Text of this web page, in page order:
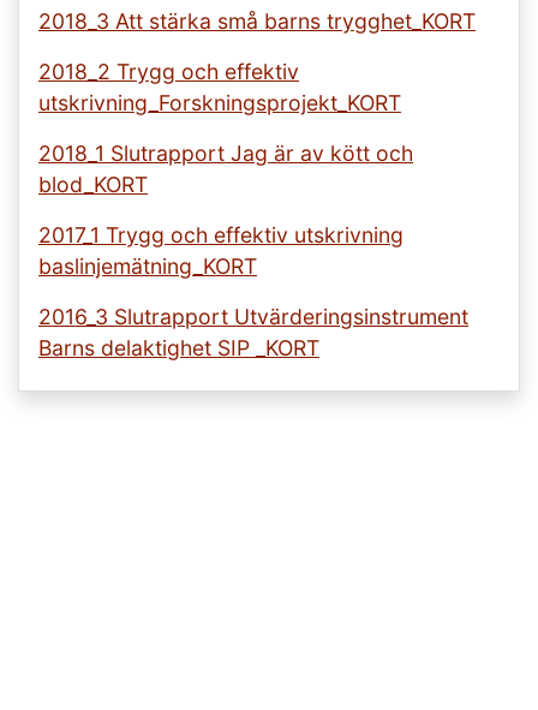
2018_3 Att stärka små barns trygghet_KORT
2018_2 Trygg och effektiv
utskrivning_Forskningsprojekt_KORT
2018_1 Slutrapport Jag är av kött och
blod_KORT
2017_1 Trygg och effektiv utskrivning
baslinjemätning_KORT
2016_3 Slutrapport Utvärderingsinstrument
Barns delaktighet SIP _KORT